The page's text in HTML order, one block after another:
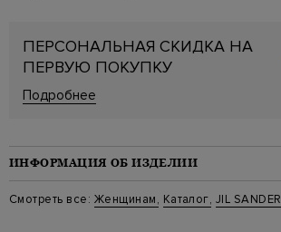
ПЕРСОНАЛЬНАЯ СКИДКА НА
ПЕРВУЮ ПОКУПКУ
Подробнее
ИНФОРМАЦИЯ ОБ ИЗДЕЛИИ
Материал: кожа 100%
Смотреть все: Женщинам, Каталог, JIL SANDER